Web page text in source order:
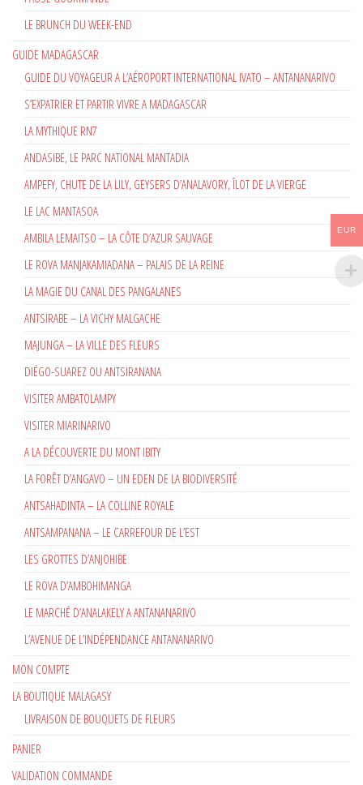
LE BRUNCH DU WEEK-END
GUIDE MADAGASCAR
GUIDE DU VOYAGEUR A L’AÉROPORT INTERNATIONAL IVATO – ANTANANARIVO
S’EXPATRIER ET PARTIR VIVRE A MADAGASCAR
LA MYTHIQUE RN7
ANDASIBE, LE PARC NATIONAL MANTADIA
AMPEFY, CHUTE DE LA LILY, GEYSERS D’ANALAVORY, ÎLOT DE LA VIERGE
LE LAC MANTASOA
AMBILA LEMAITSO – LA CÔTE D’AZUR SAUVAGE
LE ROVA MANJAKAMIADANA – PALAIS DE LA REINE
LA MAGIE DU CANAL DES PANGALANES
ANTSIRABE – LA VICHY MALGACHE
MAJUNGA – LA VILLE DES FLEURS
DIÉGO-SUAREZ OU ANTSIRANANA
VISITER AMBATOLAMPY
VISITER MIARINARIVO
A LA DÉCOUVERTE DU MONT IBITY
LA FORÊT D’ANGAVO – UN EDEN DE LA BIODIVERSITÉ
ANTSAHADINTA – LA COLLINE ROYALE
ANTSAMPANANA – LE CARREFOUR DE L’EST
LES GROTTES D’ANJOHIBE
LE ROVA D’AMBOHIMANGA
LE MARCHÉ D’ANALAKELY A ANTANANARIVO
L’AVENUE DE L’INDÉPENDANCE ANTANANARIVO
MON COMPTE
LA BOUTIQUE MALAGASY
LIVRAISON DE BOUQUETS DE FLEURS
PANIER
VALIDATION COMMANDE
EUR